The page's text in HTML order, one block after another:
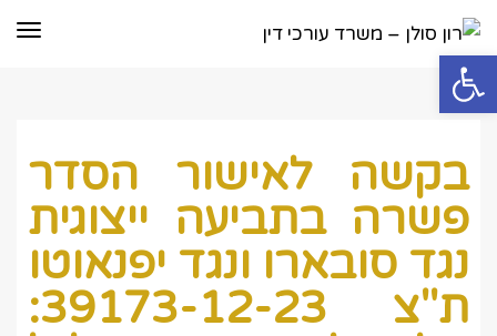
פתח סרגל נגישות
בקשה לאישור הסדר
פשרה בתביעה ייצוגית
נגד סובארו ונגד יפנאוטו
ת"צ 39173-12-23: